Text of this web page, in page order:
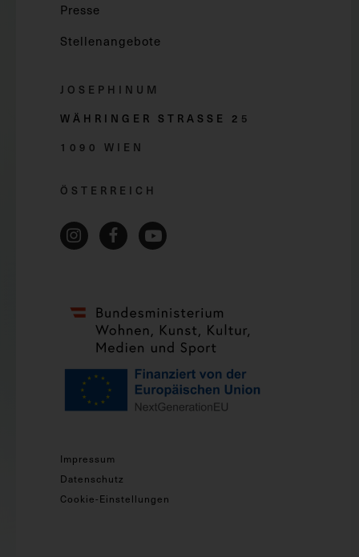
Presse
Stellenangebote
JOSEPHINUM
WÄHRINGER STRASSE 2 5
1090 WIEN
ÖSTERREICH
Impressum
Datenschutz
Cookie-Einstellungen